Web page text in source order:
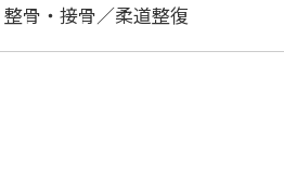
整骨・接骨／柔道整復